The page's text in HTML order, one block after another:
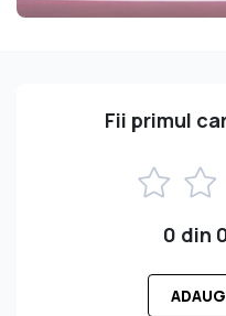
Fii primul
0 din